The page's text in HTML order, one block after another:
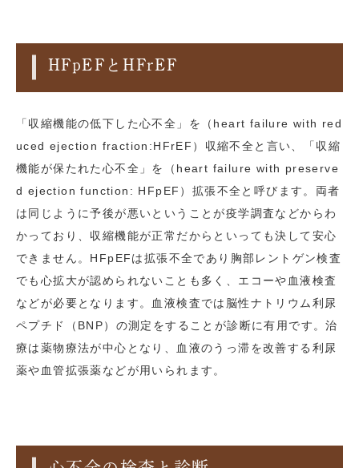
HFpEFとHFrEF
「収縮機能の低下した心不全」を（heart failure with red
uced ejection fraction:HFrEF）収縮不全と言い、「収縮
機能が保たれた心不全」を（heart failure with preserve
d ejection function: HFpEF）拡張不全と呼びます。両者
は同じように予後が悪いということが疫学調査などからわ
かっており、収縮機能が正常だからといっても決して安心
できません。HFpEFは拡張不全であり胸部レントゲン検査
でも心拡大が認められないことも多く、エコーや血液検査
などが必要となります。血液検査では脳性ナトリウム利尿
ペプチド（BNP）の測定をすることが診断に有用です。治
療は薬物療法が中心となり、血液のうっ滞を改善する利尿
薬や血管拡張薬などが用いられます。